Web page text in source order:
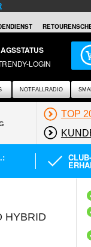
LOGIN
NOTFALLRADIO
TOP
HYBRID